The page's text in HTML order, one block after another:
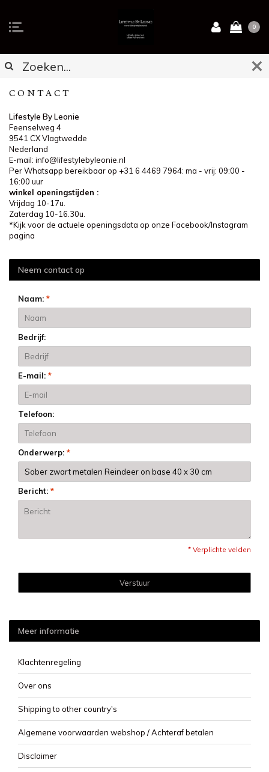
0
CONTACT
Lifestyle By Leonie
Feenselweg 4
9541 CX Vlagtwedde
Nederland
E-mail: info@lifestylebyleonie.nl
Per Whatsapp bereikbaar op +31 6 4469 7964: ma - vrij: 09:00 -
16:00 uur
winkel openingstijden :
Vrijdag 10-17u.
Zaterdag 10-16.30u.
*Kijk voor de actuele openingsdata op onze Facebook/Instagram
pagina
Neem contact op
Naam: *
Bedrijf:
E-mail: *
Telefoon:
Onderwerp: *
Bericht: *
* Verplichte velden
Verstuur
Meer informatie
Klachtenregeling
Over ons
Shipping to other country's
Algemene voorwaarden webshop / Achteraf betalen
Disclaimer